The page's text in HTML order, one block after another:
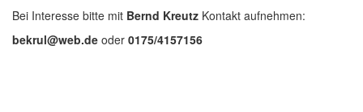
Bei Interesse bitte mit Bernd Kreutz Kontakt aufnehmen:
bekrul@web.de oder 0175/4157156